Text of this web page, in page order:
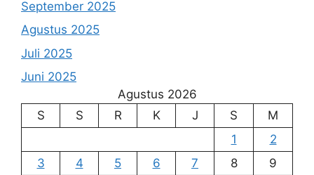
September 2025
Agustus 2025
Juli 2025
Juni 2025
Agustus 2026
S
S R K J S
M
1
2
3
4 5 6 7 8
9